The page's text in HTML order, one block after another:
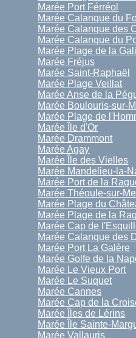
Marée Port Férréol
Marée Calanque du
Marée Calanque des
Marée Calanque du
Marée Plage de la
Marée Fréjus
Marée Saint-Raphaël
Marée Plage Veillat
Marée Anse de la
Marée Boulouris-sur-
Marée Plage de
Marée Île d'Or
Marée Drammont
Marée Agay
Marée Île des Vielles
Marée Mandelieu-la-
Marée Port de la
Marée Théoule-sur-
Marée Plage du
Marée Plage de la
Marée Cap de
Marée Calanque des
Marée Port La Galère
Marée Golfe de la
Marée Le Vieux Port
Marée Le Suquet
Marée Cannes
Marée Cap de la
Marée Îles de Lérins
Marée Île Sainte-
Marée Vallauris